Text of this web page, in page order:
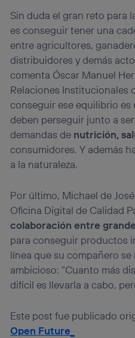
Sin duda el gran reto para
es conseguir tener una
entre agricultores,
distribuidores y demás
comenta Óscar Manuel
Relaciones Institucionales
conseguir ese equilibrio
deben perseguir junto a
demandas de nutrición,
consumidores. Y además
a la naturaleza.
Por último, Michael de
Oficina Digital de Calidad
colaboración entre
para conseguir productos
línea que su compañero
ambicioso: “Cuanto más
difícil es llevarla a cabo,
Este post fue publicado
Open Future_